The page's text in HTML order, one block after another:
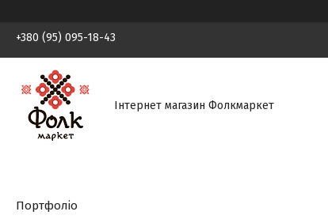
+380 (95) 095-18-43
Інтернет магазин Фолкмаркет
Портфоліо